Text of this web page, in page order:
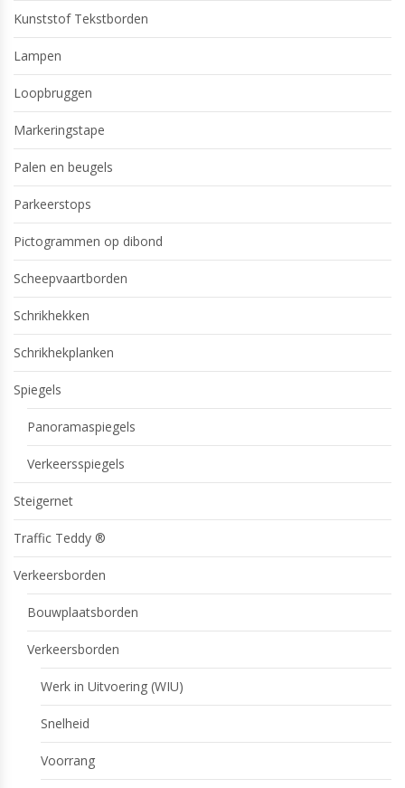
Kunststof Tekstborden
Lampen
Loopbruggen
Markeringstape
Palen en beugels
Parkeerstops
Pictogrammen op dibond
Scheepvaartborden
Schrikhekken
Schrikhekplanken
Spiegels
Panoramaspiegels
Verkeersspiegels
Steigernet
Traffic Teddy ®
Verkeersborden
Bouwplaatsborden
Verkeersborden
Werk in Uitvoering (WIU)
Snelheid
Voorrang